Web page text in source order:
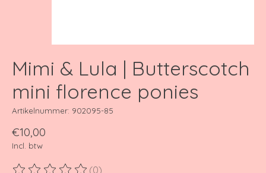
Mimi & Lula | Butterscotch
mini florence ponies
Artikelnummer: 902095-85
€10,00
Incl. btw
(0)